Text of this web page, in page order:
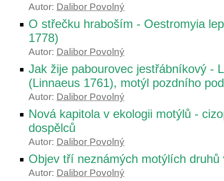
Autor: Dalibor Povolný
O střečku hraboším - Oestromyia
1778)
Autor: Dalibor Povolný
Jak žije pabourovec jestřábníkový -
(Linnaeus 1761), motýl pozdního
Autor: Dalibor Povolný
Nová kapitola v ekologii motýlů -
dospělců
Autor: Dalibor Povolný
Objev tří neznámých motýlích druhů
Autor: Dalibor Povolný